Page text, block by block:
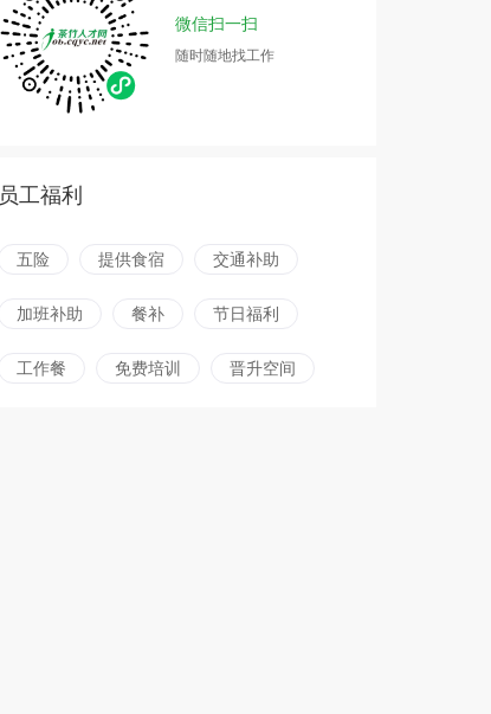
微信扫一扫
随时随地找工作
员工福利
五险 提供食宿 交通补助
加班补助 餐补 节日福利
工作餐 免费培训 晋升空间